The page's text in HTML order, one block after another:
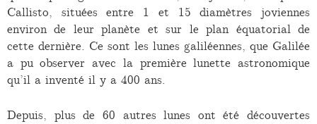
Callisto, situées entre 1 et 15 diamètres joviennes
environ de leur planète et sur le plan équatorial de
cette dernière. Ce sont les lunes galiléennes, que Galilée
a pu observer avec la première lunette astronomique
qu’il a inventé il y a 400 ans.
Depuis, plus de 60 autres lunes ont été découvertes